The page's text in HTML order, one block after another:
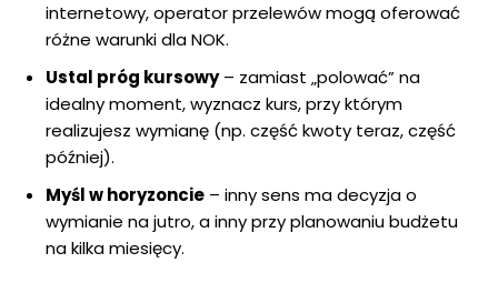
internetowy, operator przelewów mogą oferować
różne warunki dla NOK.
Ustal próg kursowy– zamiast „polować” na
idealny moment, wyznacz kurs, przy którym
realizujesz wymianę (np. część kwoty teraz, część
później).
Myśl w horyzoncie – inny sens ma decyzja o
wymianie na jutro, a inny przy planowaniu budżetu
na kilka miesięcy.